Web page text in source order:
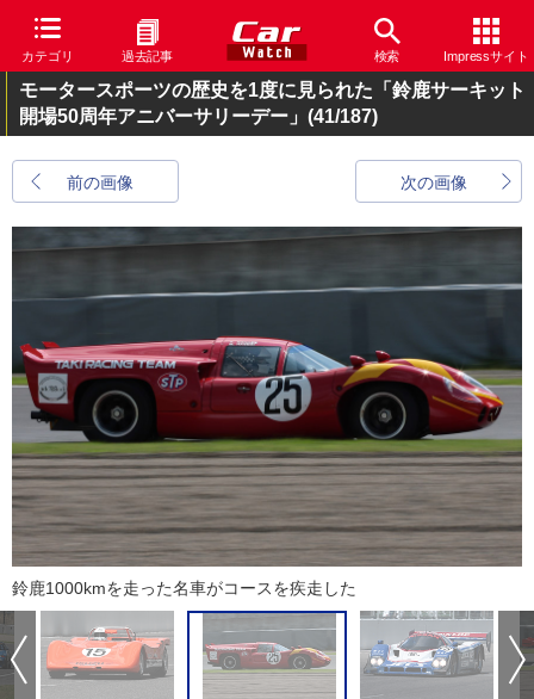
カテゴリ 過去記事 検索 Impressサイト
モータースポーツの歴史を1度に見られた「鈴鹿サーキット
開場50周年アニバーサリーデー」 (41/187)
前の画像 次の画像
鈴鹿1000kmを走った名車がコースを疾走した